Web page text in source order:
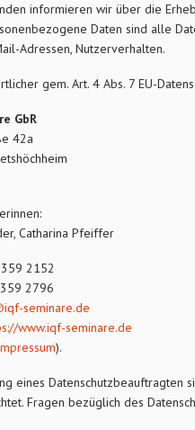
informieren wir über die
Daten sind alle
Adressen, Nutzerverhalten.
gem. Art. 4 Abs. 7 EU-
GbR
42a
Catharina Pfeiffer
2152
2796
seminare.de
www.iqf-seminare.de
).
eines Datenschutzbeauftragten
Fragen bezüglich des